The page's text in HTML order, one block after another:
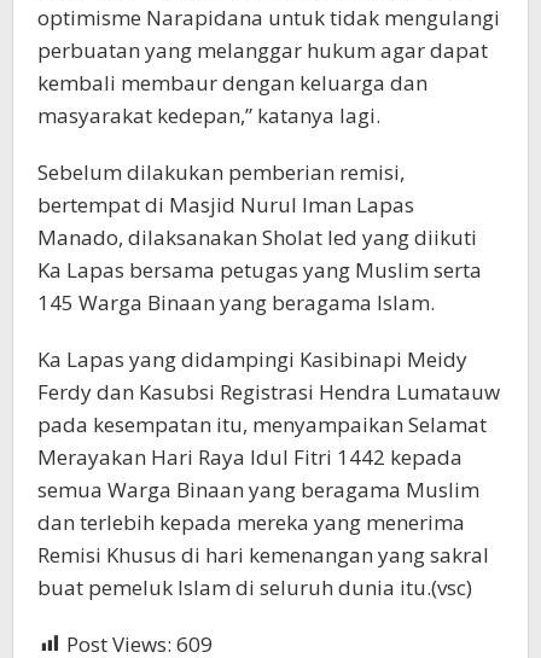
optimisme Narapidana untuk tidak mengulangi
perbuatan yang melanggar hukum agar dapat
kembali membaur dengan keluarga dan
masyarakat kedepan,” katanya lagi.
Sebelum dilakukan pemberian remisi,
bertempat di Masjid Nurul Iman Lapas
Manado, dilaksanakan Sholat Ied yang diikuti
Ka Lapas bersama petugas yang Muslim serta
145 Warga Binaan yang beragama Islam.
Ka Lapas yang didampingi Kasibinapi Meidy
Ferdy dan Kasubsi Registrasi Hendra Lumatauw
pada kesempatan itu, menyampaikan Selamat
Merayakan Hari Raya Idul Fitri 1442 kepada
semua Warga Binaan yang beragama Muslim
dan terlebih kepada mereka yang menerima
Remisi Khusus di hari kemenangan yang sakral
buat pemeluk Islam di seluruh dunia itu.(vsc)
Post Views: 609